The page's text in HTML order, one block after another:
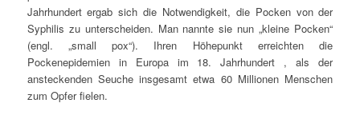
Jahrhundert ergab sich die Notwendigkeit, die Pocken von der
Syphilis zu unterscheiden. Man nannte sie nun „kleine Pocken“
(engl. „small pox“). Ihren Höhepunkt erreichten die
Pockenepidemien in Europa im 18. Jahrhundert , als der
ansteckenden Seuche insgesamt etwa 60 Millionen Menschen
zum Opfer fielen.